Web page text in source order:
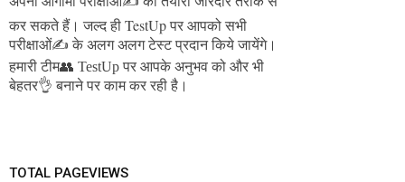
कर सकते हैं।जल्द ही TestUp पर आपको सभी
परीक्षाओं✍️ के अलग अलग टेस्ट प्रदान किये जायेंगे।
हमारी टीम👥 TestUp पर आपके अनुभव को और भी
बेहतर👌 बनाने पर काम कर रही है।
TOTAL PAGEVIEWS